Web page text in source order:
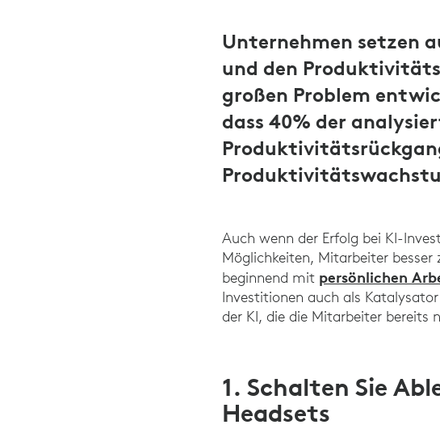
Unternehmen setzen
und den
großen Problem
dass 40% der
Auch wenn der Erfolg bei KI-
Möglichkeiten, Mitarbeiter
beginnend mit persönlichen
Investitionen auch als
der KI, die die Mitarbeiter bereits
1. Schalten Sie
Headsets